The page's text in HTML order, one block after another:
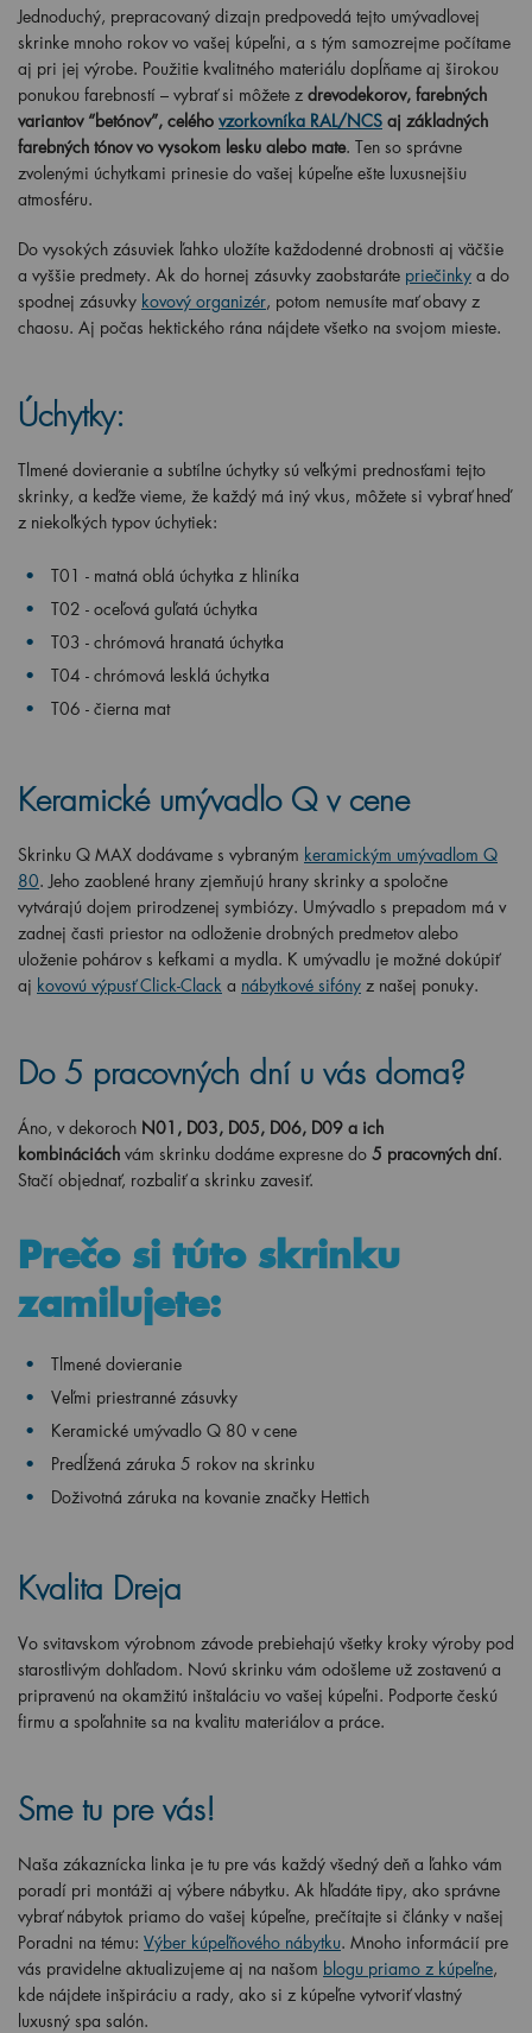
Jednoduchý, prepracovaný dizajn predpovedá tejto umývadlovej
skrinke mnoho rokov vo vašej kúpeľni, a s tým samozrejme počítame
aj pri jej výrobe. Použitie kvalitného materiálu dopĺňame aj širokou
ponukou farebností – vybrať si môžete z drevodekorov, farebných
variantov “betónov”, celého vzorkovníka RAL/NCS aj základných
farebných tónov vo vysokom lesku alebo mate. Ten so správne
zvolenými úchytkami prinesie do vašej kúpeľne ešte luxusnejšiu
atmosféru.
Do vysokých zásuviek ľahko uložíte každodenné drobnosti aj väčšie
a vyššie predmety. Ak do hornej zásuvky zaobstaráte priečinky a do
spodnej zásuvky kovový organizér, potom nemusíte mať obavy z
chaosu. Aj počas hektického rána nájdete všetko na svojom mieste.
Úchytky:
Tlmené dovieranie a subtílne úchytky sú veľkými prednosťami tejto
skrinky, a keďže vieme, že každý má iný vkus, môžete si vybrať hneď
z niekoľkých typov úchytiek:
T01 - matná oblá úchytka z hliníka
T02 - oceľová guľatá úchytka
T03 - chrómová hranatá úchytka
T04 - chrómová lesklá úchytka
T06 - čierna mat
Keramické umývadlo Q v cene
Skrinku Q MAX dodávame s vybraným keramickým umývadlom Q
80. Jeho zaoblené hrany zjemňujú hrany skrinky a spoločne
vytvárajú dojem prirodzenej symbiózy. Umývadlo s prepadom má v
zadnej časti priestor na odloženie drobných predmetov alebo
uloženie pohárov s kefkami a mydla. K umývadlu je možné dokúpiť
aj kovovú výpusť Click-Clack a nábytkové sifóny z našej ponuky.
Do 5 pracovných dní u vás doma?
Áno, v dekoroch N01, D03, D05, D06, D09 a ich
kombináciách vám skrinku dodáme expresne do 5 pracovných dní.
Stačí objednať, rozbaliť a skrinku zavesiť.
Prečo si túto skrinku
zamilujete:
Tlmené dovieranie
Veľmi priestranné zásuvky
Keramické umývadlo Q 80 v cene
Predĺžená záruka 5 rokov na skrinku
Doživotná záruka na kovanie značky Hettich
Kvalita Dreja
Vo svitavskom výrobnom závode prebiehajú všetky kroky výroby pod
starostlivým dohľadom. Novú skrinku vám odošleme už zostavenú a
pripravenú na okamžitú inštaláciu vo vašej kúpeľni. Podporte českú
firmu a spoľahnite sa na kvalitu materiálov a práce.
Sme tu pre vás!
Naša zákaznícka linka je tu pre vás každý všedný deň a ľahko vám
poradí pri montáži aj výbere nábytku. Ak hľadáte tipy, ako správne
vybrať nábytok priamo do vašej kúpeľne, prečítajte si články v našej
Poradni na tému: Výber kúpeľňového nábytku. Mnoho informácií pre
vás pravidelne aktualizujeme aj na našom blogu priamo z kúpeľne,
kde nájdete inšpiráciu a rady, ako si z kúpeľne vytvoriť vlastný
luxusný spa salón.